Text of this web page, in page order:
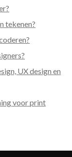
tekenen?
UX design en
voor print